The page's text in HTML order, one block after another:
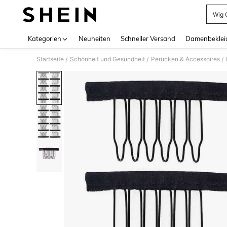
Wig
Kategorien Neuheiten Schneller Versand
Startseite / Schönheit und Gesundheit / Perücken & Accessoires /